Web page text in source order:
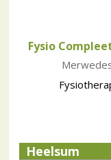
Fysio
Heelsum